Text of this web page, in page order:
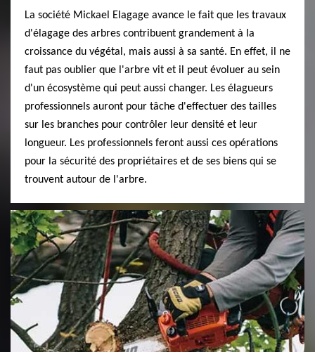
La société Mickael Elagage avance le fait que les travaux
d'élagage des arbres contribuent grandement à la
croissance du végétal, mais aussi à sa santé. En effet, il ne
faut pas oublier que l'arbre vit et il peut évoluer au sein
d'un écosystème qui peut aussi changer. Les élagueurs
professionnels auront pour tâche d'effectuer des tailles
sur les branches pour contrôler leur densité et leur
longueur. Les professionnels feront aussi ces opérations
pour la sécurité des propriétaires et de ses biens qui se
trouvent autour de l'arbre.